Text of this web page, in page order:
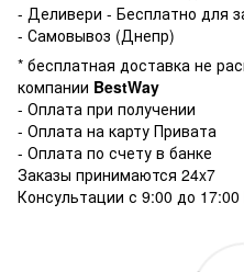
- Деливери - Бесплатно для
- Самовывоз (Днепр)
* бесплатная доставка не
компании BestWay
- Оплата при получении
- Оплата на карту Привата
- Оплата по счету в банке
Заказы принимаются 24x7
Консультации с 9:00 до